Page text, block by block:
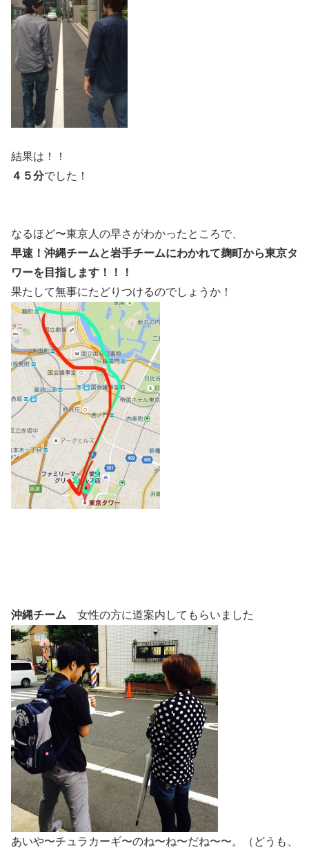
結果は！！
４５分でした！
なるほど〜東京人の早さがわかったところで、
早速！沖縄チームと岩手チームにわかれて麹町から東京タ
ワーを目指します！！！
果たして無事にたどりつけるのでしょうか！
沖縄チーム 女性の方に道案内してもらいました
あいや〜チュラカーギ〜のね〜ね〜だね〜〜。（どうも、